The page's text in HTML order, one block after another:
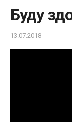
Буду
13.07.2018